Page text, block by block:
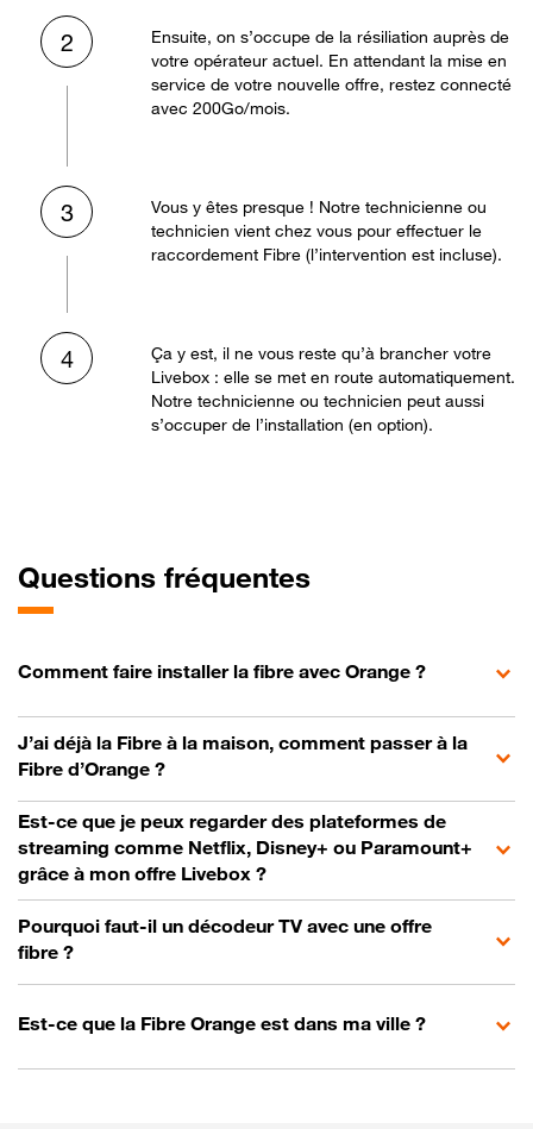
2
Ensuite, on s’occupe de la résiliation auprès de
votre opérateur actuel. En attendant la mise en
service de votre nouvelle offre, restez connecté
avec 200Go/mois.
3
Vous y êtes presque ! Notre technicienne ou
technicien vient chez vous pour effectuer le
raccordement Fibre (l’intervention est incluse).
4
Ça y est, il ne vous reste qu’à brancher votre
Livebox : elle se met en route automatiquement.
Notre technicienne ou technicien peut aussi
s’occuper de l’installation (en option).
Questions fréquentes
Comment faire installer la fibre avec Orange ?
J’ai déjà la Fibre à la maison, comment passer à la
Fibre d’Orange ?
Est-ce que je peux regarder des plateformes de
streaming comme Netflix, Disney+ ou Paramount+
grâce à mon offre Livebox ?
Pourquoi faut-il un décodeur TV avec une offre
fibre ?
Est-ce que la Fibre Orange est dans ma ville ?